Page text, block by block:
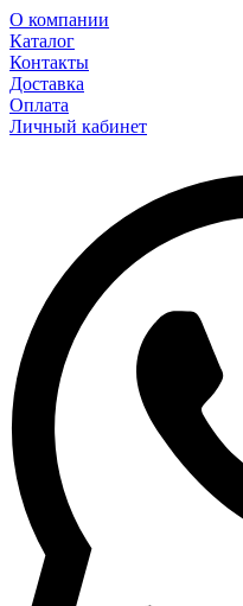
О компании
Каталог
Контакты
Доставка
Оплата
Личный кабинет